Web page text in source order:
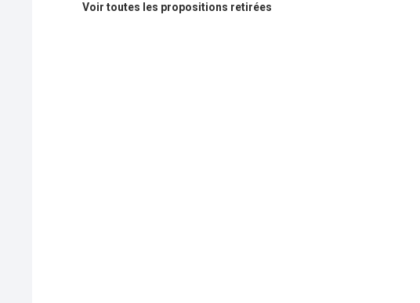
Voir toutes les propositions retirées